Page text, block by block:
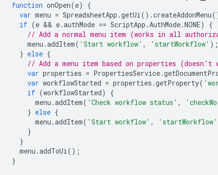
function onOpen(e)
{
var menu = SpreadsheetApp .getUi().createAddonMenu
if (e && e.authMode == ScriptApp .AuthMode.NONE)
{
// Add a normal menu item (works in all
menu .addItem( 'Start workflow' , 'startWorkflow' );
} else {
// Add a menu item based on properties (doesn't
var properties = PropertiesService.
var workflowStarted = properties .getProperty(
if (workflowStarted)
{
menu .addItem( 'Check workflow status' ,
} else {
menu .addItem( 'Start workflow' , 'startWorkflow'
}
}
menu .addToUi();
}